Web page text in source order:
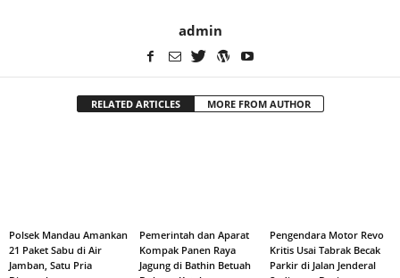
admin
RELATED ARTICLES MORE FROM AUTHOR
Polsek Mandau Amankan
21 Paket Sabu di Air
Jamban, Satu Pria
Pemerintah dan Aparat
Kompak Panen Raya
Jagung di Bathin Betuah
Pengendara Motor Revo
Kritis Usai Tabrak Becak
Parkir di Jalan Jenderal